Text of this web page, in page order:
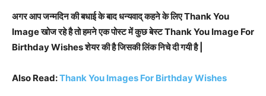
अगर आप जन्मदिन की बधाई के बाद धन्यवाद् कहने के लिए Thank You
Image खोज रहे है तो हमने एक पोस्ट में कुछ बेस्ट Thank You Image For
Birthday Wishes शेयर की है जिसकी लिंक निचे दी गयी है |
Also Read:Thank You Images For Birthday Wishes